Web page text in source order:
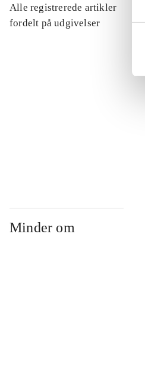
Alle registrerede artikler
fordelt på udgivelser
Minder om